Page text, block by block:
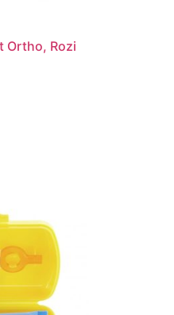
Ortho, Rozi